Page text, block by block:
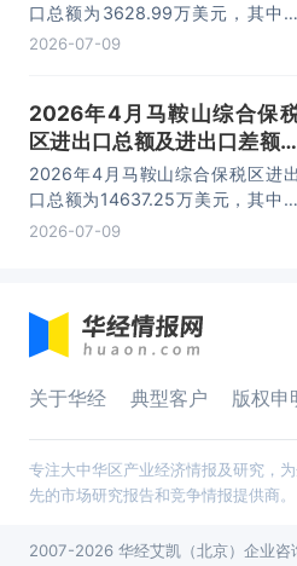
口总额为3628.99万美元，其中：
出口额为1562.95万美元，进口额为
2026-07-09
2026年4月马鞍山综合保
区进出口总额及进出口差额统
计分析
2026年4月马鞍山综合保税区进出
口总额为14637.25万美元，其中：
出口额为14365.71万美元，进口额
2026-07-09
关于华经 典型客户 版权申
专注大中华区产业经济情报及研究，
先的市场研究报告和竞争情报提供商。
2007-2026 华经艾凯（北京）企业咨